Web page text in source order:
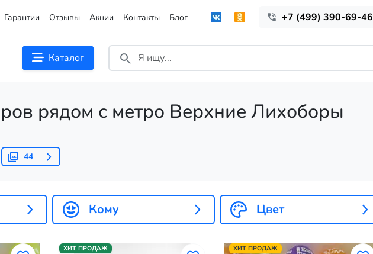
Гарантии Отзывы Акции Контакты Блог +7 (499) 390-69-46
Каталог
рядом с метро Верхние Лихоборы
44
Кому Цвет
ХИТ ПРОДАЖ ХИТ ПРОДАЖ